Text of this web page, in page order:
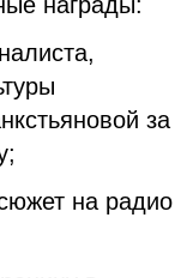
за
на радио